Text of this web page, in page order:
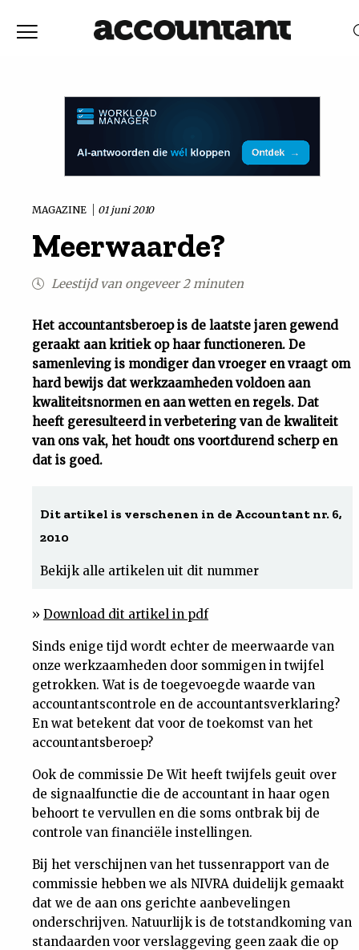
Vaktechniek
Achtergrond
Uit
Feiten
Cijfers
Tuchtrecht
Magazine
Podcast
Dossiers
Nieuwsbrief
Contact
MAGAZINE 01 juni 2010
Meerwaarde?
Leestijd van ongeveer 2 minuten
Het accountantsberoep is de laatste jaren gewend
geraakt aan kritiek op haar functioneren. De
samenleving is mondiger dan vroeger en vraagt om
hard bewijs dat werkzaamheden voldoen aan
kwaliteitsnormen en aan wetten en regels. Dat
heeft geresulteerd in verbetering van de kwaliteit
van ons vak, het houdt ons voortdurend scherp en
dat is goed.
Dit artikel is verschenen in de Accountant nr. 6,
2010
Bekijk alle artikelen uit dit nummer
» Download dit artikel in pdf
Sinds enige tijd wordt echter de meerwaarde van
onze werkzaamheden door sommigen in twijfel
getrokken. Wat is de toegevoegde waarde van
accountantscontrole en de accountantsverklaring?
En wat betekent dat voor de toekomst van het
accountantsberoep?
Ook de commissie De Wit heeft twijfels geuit over
de signaalfunctie die de accountant in haar ogen
behoort te vervullen en die soms ontbrak bij de
controle van financiële instellingen.
Bij het verschijnen van het tussenrapport van de
commissie hebben we als NIVRA duidelijk gemaakt
dat we de aan ons gerichte aanbevelingen
onderschrijven. Natuurlijk is de totstandkoming van
standaarden voor verslaggeving geen zaak die op